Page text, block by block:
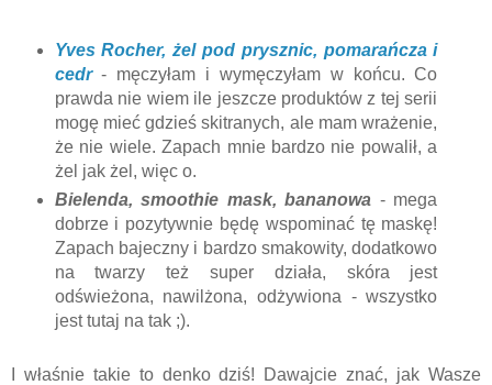
Yves Rocher, żel pod prysznic, pomarańcza i
cedr- męczyłam i wymęczyłam w końcu. Co
prawda nie wiem ile jeszcze produktów z tej serii
mogę mieć gdzieś skitranych, ale mam wrażenie,
że nie wiele. Zapach mnie bardzo nie powalił, a
żel jak żel, więc o.
Bielenda, smoothie mask, bananowa - mega
dobrze i pozytywnie będę wspominać tę maskę!
Zapach bajeczny i bardzo smakowity, dodatkowo
na twarzy też super działa, skóra jest
odświeżona, nawilżona, odżywiona - wszystko
jest tutaj na tak ;).
I właśnie takie to denko dziś! Dawajcie znać, jak Wasze